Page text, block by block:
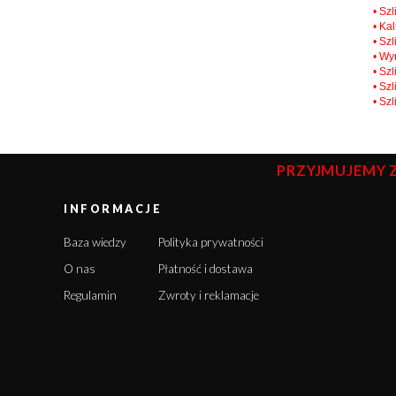
•
•
•
•
•
•
•
PRZYJMUJEMY
INFORMACJE
Baza wiedzy
O nas
Regulamin
Polityka prywatności
Płatność i dostawa
Zwroty i reklamacje